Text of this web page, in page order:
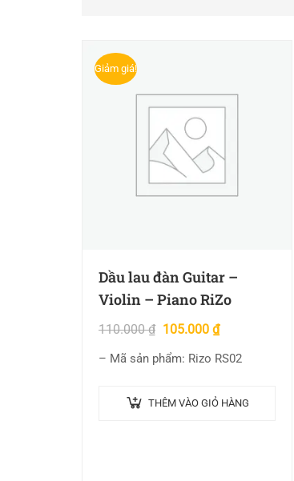
Giảm giá!
Dầu lau đàn Guitar –
Violin – Piano RiZo
110.000₫ 105.000 ₫
– Mã sản phẩm: Rizo RS02
THÊM VÀO GIỎ HÀNG